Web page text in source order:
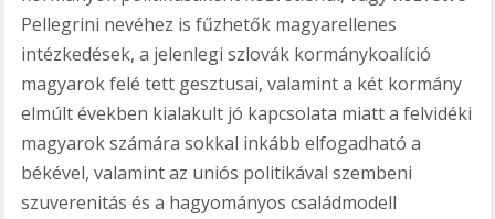
Pellegrini nevéhez is fűzhetők magyarellenes
intézkedések, a jelenlegi szlovák kormánykoalíció
magyarok felé tett gesztusai, valamint a két kormány
elmúlt években kialakult jó kapcsolata miatt a felvidéki
magyarok számára sokkal inkább elfogadható a
békével, valamint az uniós politikával szembeni
szuverenitás és a hagyományos családmodell